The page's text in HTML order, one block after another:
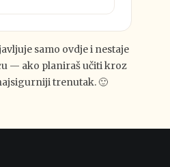
samo ovdje i nestaje
— ako planiraš učiti kroz
trenutak. 🙂